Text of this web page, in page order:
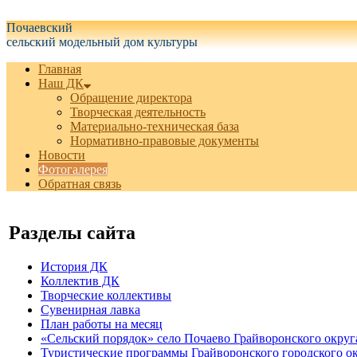
Почаевский
сельский модельный дом культуры
Главная
Наш ДК
Обращение директора
Творческая деятельность
Материально-техническая база
Нормативно-правовые документы
Новости
Фотогалерея
Обратная связь
Разделы сайта
История ДК
Коллектив ДК
Творческие коллективы
Сувенирная лавка
План работы на месяц
«Сельский порядок» село Почаево Грайворонского
Туристические программы Грайворонского городского